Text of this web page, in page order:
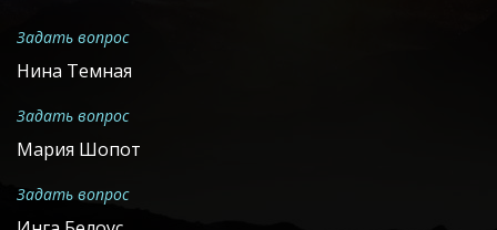
Задать вопрос
Нина Темная
Задать вопрос
Мария Шопот
Задать вопрос